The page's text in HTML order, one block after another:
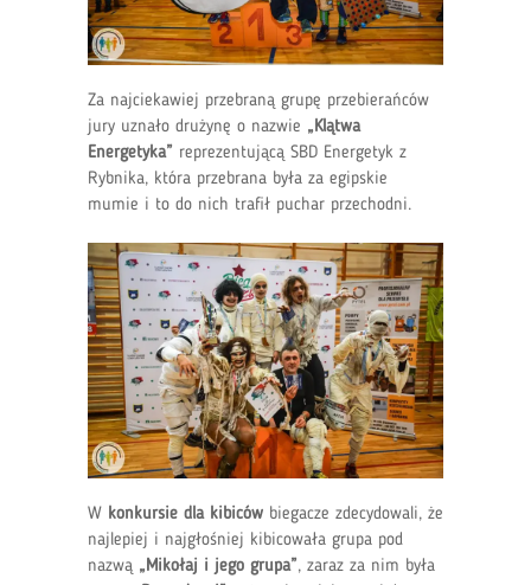
Za najciekawiej przebraną grupę przebierańców
jury uznało drużynę o nazwie „Klątwa
Energetyka” reprezentującą SBD Energetyk z
Rybnika, która przebrana była za egipskie
mumie i to do nich trafił puchar przechodni.
W konkursie dla kibiców biegacze zdecydowali, że
najlepiej i najgłośniej kibicowała grupa pod
nazwą „Mikołaj i jego grupa”, zaraz za nim była